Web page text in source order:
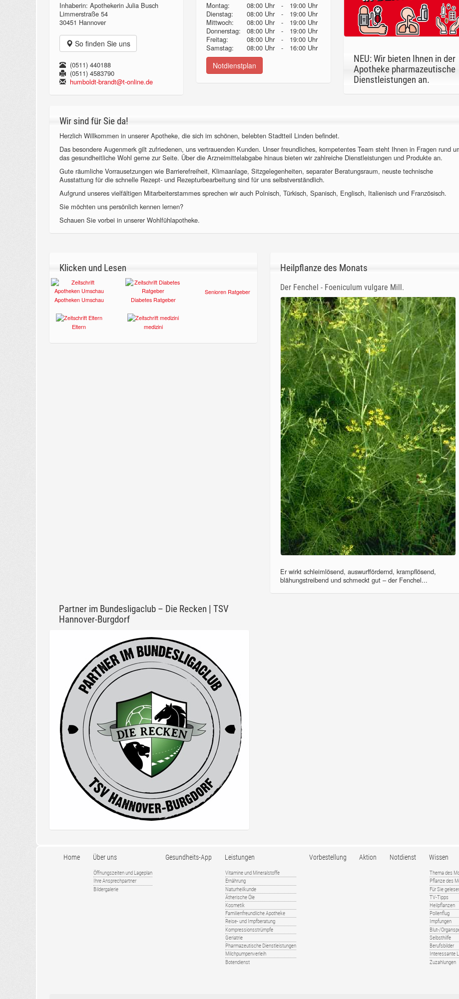
Inhaberin: Apothekerin Julia Busch
Limmerstraße 54
30451 Hannover
So finden Sie uns
(0511) 440188
(0511) 4583790
humboldt-brandt@t-online.de
Montag: 08:00 Uhr -
19:00 Uhr
Dienstag:
08:00 Uhr -
19:00 Uhr
Mittwoch:
08:00 Uhr -
19:00 Uhr
Donnerstag:08:00 Uhr -
19:00 Uhr
Freitag:
08:00 Uhr -
19:00 Uhr
Samstag:
08:00 Uhr - 16:00 Uhr
Notdienstplan
NEU: Wir bieten Ihnen in der
Apotheke pharmazeutische
Dienstleistungen an.
Wir sind für Sie da!
Herzlich Willkommen in unserer Apotheke, die sich im schönen, belebten Stadtteil Linden befindet.
Das besondere Augenmerk gilt zufriedenen, uns vertrauenden Kunden. Unser freundliches, kompetentes Team steht Ihnen in Fragen rund
das gesundheitliche Wohl gerne zur Seite. Über die Arzneimittelabgabe hinaus bieten wir zahlreiche Dienstleistungen und Produkte an.
Gute räumliche Vorrausetzungen wie Barrierefreiheit, Klimaanlage, Sitzgelegenheiten, separater Beratungsraum, neuste technische
Ausstattung für die schnelle Rezept- und Rezepturbearbeitung sind für uns selbstverständlich.
Aufgrund unseres vielfältigen Mitarbeiterstammes sprechen wir auch Polnisch, Türkisch, Spanisch, Englisch, Italienisch und Französisch.
Sie möchten uns persönlich kennen lernen?
Schauen Sie vorbei in unserer Wohlfühlapotheke.
Klicken und Lesen
Apotheken Umschau Diabetes Ratgeber
Senioren Ratgeber
Eltern medizini
Heilpflanze des Monats
Der Fenchel - Foeniculum vulgare Mill.
Er wirkt schleimlösend, auswurffördernd, krampflösend,
blähungstreibend und schmeckt gut – der Fenchel...
Partner im Bundesligaclub – Die Recken | TSV
Hannover-Burgdorf
Home Über uns
Öffnungszeiten und Lageplan
Ihre Ansprechpartner
Bildergalerie
Gesundheits-App Leistungen
Vitamine und Mineralstoffe
Ernährung
Naturheilkunde
Ätherische Öle
Kosmetik
Familienfreundliche Apotheke
Reise- und Impfberatung
Kompressionsstrümpfe
Geriatrie
Pharmazeutische Dienstleistungen
Milchpumpenverleih
Botendienst
Vorbestellung Aktion Notdienst Wissen
Thema des
Pflanze des
Für Sie
TV-Tipps
Heilpflanzen
Pollenflug
Impfungen
Blut-/
Selbsthilfe
Berufsbilder
Interessante
Zuzahlungen